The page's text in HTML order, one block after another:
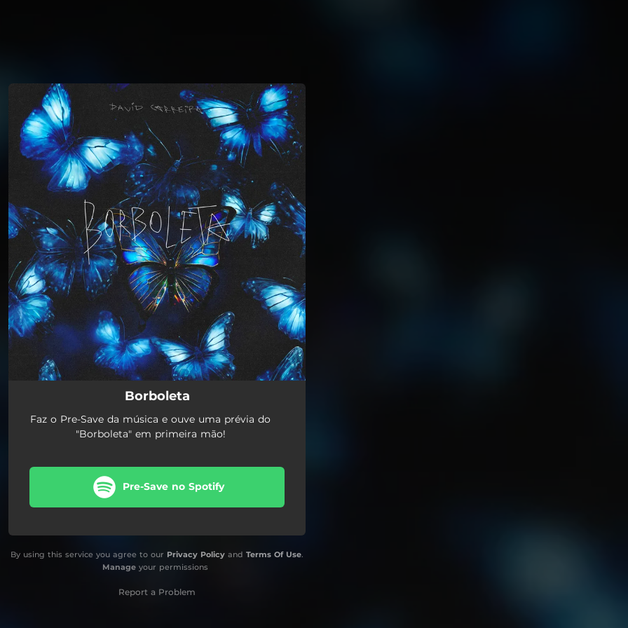
You're all set!
Borboleta
Faz o Pre-Save da música e ouve uma prévia do
"Borboleta" em primeira mão!
Pre-Save no Spotify
By using this service you agree to our Privacy Policy and Terms Of Use.
Manageyour permissions
Report a Problem